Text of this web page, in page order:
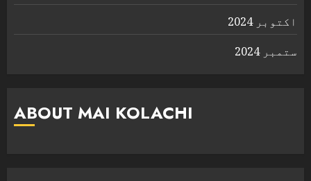
اکتوبر 2024
ستمبر 2024
ABOUT MAI KOLACHI